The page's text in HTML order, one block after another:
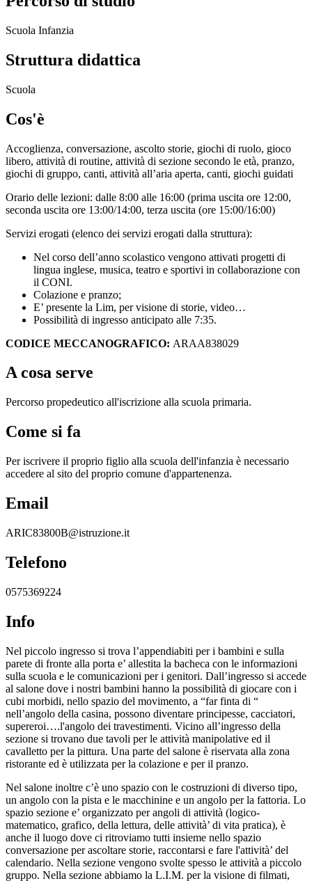
Scuola Infanzia
Struttura didattica
Scuola
Cos'è
Accoglienza, conversazione, ascolto storie, giochi di ruolo, gioco
libero, attività di routine, attività di sezione secondo le età, pranzo,
giochi di gruppo, canti, attività all’aria aperta, canti, giochi guidati
Orario delle lezioni: dalle 8:00 alle 16:00 (prima uscita ore 12:00,
seconda uscita ore 13:00/14:00, terza uscita (ore 15:00/16:00)
Servizi erogati (elenco dei servizi erogati dalla struttura):
Nel corso dell’anno scolastico vengono attivati progetti di
lingua inglese, musica, teatro e sportivi in collaborazione con
il CONI.
Colazione e pranzo;
E’ presente la Lim, per visione di storie, video…
Possibilità di ingresso anticipato alle 7:35.
CODICE MECCANOGRAFICO: ARAA838029
A cosa serve
Percorso propedeutico all'iscrizione alla scuola primaria.
Come si fa
Per iscrivere il proprio figlio alla scuola dell'infanzia è necessario
accedere al sito del proprio comune d'appartenenza.
Email
ARIC83800B@istruzione.it
Telefono
0575369224
Info
Nel piccolo ingresso si trova l’appendiabiti per i bambini e sulla
parete di fronte alla porta e’ allestita la bacheca con le informazioni
sulla scuola e le comunicazioni per i genitori. Dall’ingresso si accede
al salone dove i nostri bambini hanno la possibilità di giocare con i
cubi morbidi, nello spazio del movimento, a “far finta di “
nell’angolo della casina, possono diventare principesse, cacciatori,
supereroi….l'angolo dei travestimenti. Vicino all’ingresso della
sezione si trovano due tavoli per le attività manipolative ed il
cavalletto per la pittura. Una parte del salone è riservata alla zona
ristorante ed è utilizzata per la colazione e per il pranzo.
Nel salone inoltre c’è uno spazio con le costruzioni di diverso tipo,
un angolo con la pista e le macchinine e un angolo per la fattoria. Lo
spazio sezione e’ organizzato per angoli di attività (logico-
matematico, grafico, della lettura, delle attività’ di vita pratica), è
anche il luogo dove ci ritroviamo tutti insieme nello spazio
conversazione per ascoltare storie, raccontarsi e fare l'attività’ del
calendario. Nella sezione vengono svolte spesso le attività a piccolo
gruppo. Nella sezione abbiamo la L.I.M. per la visione di filmati,